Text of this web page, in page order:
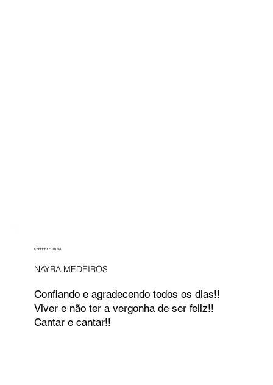
CHEFE EXECUTIVA
NAYRA MEDEIROS
Confiando e agradecendo todos os dias!!
Viver e não ter a vergonha de ser feliz!!
Cantar e cantar!!